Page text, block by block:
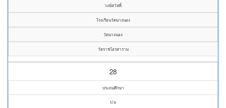
วงษ์สวัสดิ์
โรงเรียนวัดนางนอง
วัดนางนอง
วัดราชโอรสาราม
28
ประถมศึกษา
ป.๖